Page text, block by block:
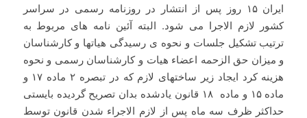
ایران ۱۵ روز پس از انتشار در روزنامه رسمی در سراسر
کشور لازم الاجرا می شود. البته آئین نامه های مربوط به
ترتیب تشکیل جلسات و نحوه ی رسیدگی هیاتها و کارشناسان
و میزان حق الزحمه اعضاء هیات و کارشناسان رسمی و نحوه
هزینه کرد ایجاد زیر ساختهای لازم که در تبصره ۲ ماده ۱۷ و
ماده ۱۵ و ماده ۱۸ قانون یادشده بدان تصریح گردیده بایستی
حداکثر ظرف سه ماه پس از لازم الاجراء شدن قانون توسط